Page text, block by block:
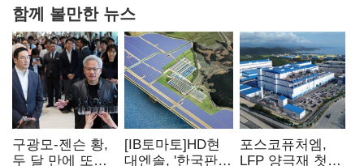
함께 볼만한 뉴스
구광모-젠슨 황,
두 달 만에 또
[IB토마토]HD현
대엔솔, '한국판
포스코퓨처엠,
LFP 양극재 첫